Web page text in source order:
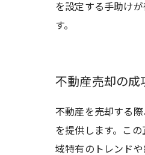
を設定する手助け
す。
不動産売却の成
不動産を売却する
を提供します。こ
域特有のトレンド